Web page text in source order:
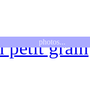
photos...
petit grain